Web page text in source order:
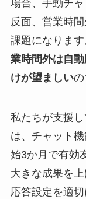
場合、手動チ
反面、営業時
課題になります
業時間外は自
けが望ましいの
私たちが支援
は、チャット
始3か月で有効
大きな成果を
応答設定を適